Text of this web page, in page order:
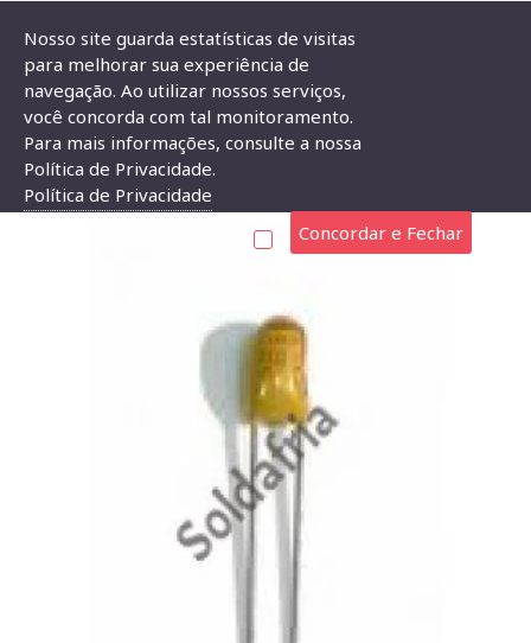
Capacitor De Tantalo 100uF X 16V (107)
CAPACITOR DE TANTALO 100UF X 16V (107)
Nosso site guarda estatísticas de visitas
para melhorar sua experiência de
navegação. Ao utilizar nossos serviços,
você concorda com tal monitoramento.
Para mais informações, consulte a nossa
Política de Privacidade.
Política de Privacidade
Concordar e Fechar